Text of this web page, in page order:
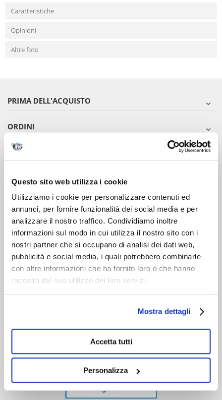
Questo sito web utilizza i cookie
Utilizziamo i cookie per personalizzare contenuti ed
annunci, per fornire funzionalità dei social media e per
analizzare il nostro traffico. Condividiamo inoltre
informazioni sul modo in cui utilizza il nostro sito con i
nostri partner che si occupano di analisi dei dati web,
pubblicità e social media, i quali potrebbero combinarle
con altre informazioni che ha fornito loro o che hanno
raccolto dal suo utilizzo dei loro servizi.
Mostra dettagli
Accetta tutti
Personalizza
Caratteristiche
Opinioni
Altre foto
PRIMA DELL'ACQUISTO
ORDINI
DOPO L'ACQUISTO
VIENI A CONOSCERCI